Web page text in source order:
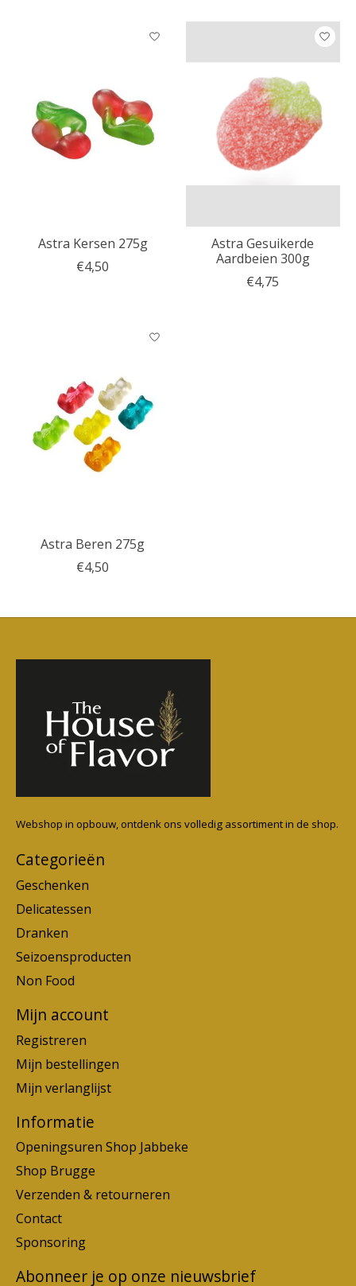
Astra Kersen 275g
€4,50
Astra Gesuikerde
Aardbeien 300g
€4,75
Astra Beren 275g
€4,50
Webshop in opbouw, ontdenk ons volledig assortiment in de shop.
Categorieën
Geschenken
Delicatessen
Dranken
Seizoensproducten
Non Food
Mijn account
Registreren
Mijn bestellingen
Mijn verlanglijst
Informatie
Openingsuren Shop Jabbeke
Shop Brugge
Verzenden & retourneren
Contact
Sponsoring
Abonneer je op onze nieuwsbrief